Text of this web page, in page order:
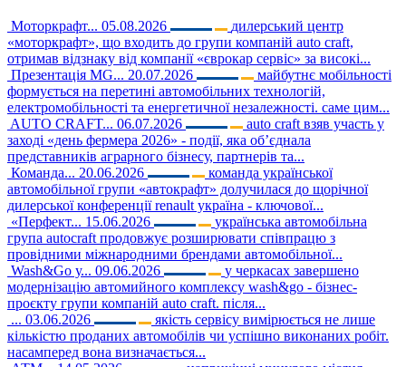
Моторкрафт... 05.08.2026
дилерський центр
«моторкрафт», що входить до групи компаній auto craft,
отримав відзнаку від компанії «єврокар сервіс» за високі...
Презентація MG... 20.07.2026
майбутнє мобільності
формується на перетині автомобільних технологій,
електромобільності та енергетичної незалежності. саме цим...
AUTO CRAFT... 06.07.2026
auto craft взяв участь у
заході «день фермера 2026» - події, яка об’єднала
представників аграрного бізнесу, партнерів та...
Команда... 20.06.2026
команда української
автомобільної групи «автокрафт» долучилася до щорічної
дилерської конференції renault україна - ключової...
«Перфект... 15.06.2026
українська автомобільна
група autocraft продовжує розширювати співпрацю з
провідними міжнародними брендами автомобільної...
Wash&Go у... 09.06.2026
у черкасах завершено
модернізацію автомийного комплексу wash&go - бізнес-
проєкту групи компаній auto craft. після...
... 03.06.2026
якість сервісу вимірюється не лише
кількістю проданих автомобілів чи успішно виконаних робіт.
насамперед вона визначається...